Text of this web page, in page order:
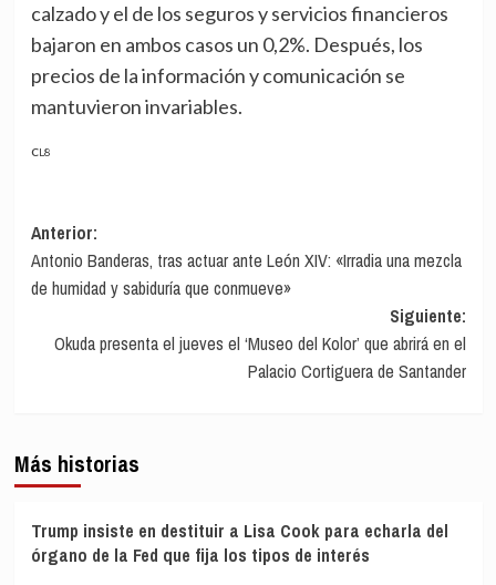
calzado y el de los seguros y servicios financieros
bajaron en ambos casos un 0,2%. Después, los
precios de la información y comunicación se
mantuvieron invariables.
CL8
Navegación
de
entradas
Anterior:
Antonio Banderas, tras actuar ante León XIV: «Irradia una mezcla
de humidad y sabiduría que conmueve»
Siguiente:
Okuda presenta el jueves el ‘Museo del Kolor’ que abrirá en el
Palacio Cortiguera de Santander
Más historias
Trump insiste en destituir a Lisa Cook para echarla del
órgano de la Fed que fija los tipos de interés